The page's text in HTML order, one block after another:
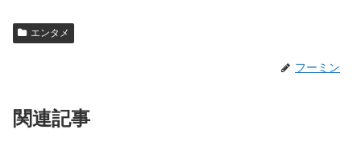
エンタメ
フーミン
関連記事